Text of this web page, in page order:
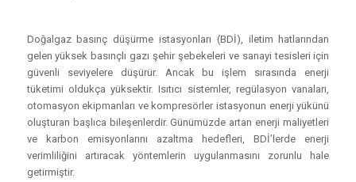
Doğalgaz basınç düşürme istasyonları (BDİ), iletim hatlarından
gelen yüksek basınçlı gazı şehir şebekeleri ve sanayi tesisleri için
güvenli seviyelere düşürür. Ancak bu işlem sırasında enerji
tüketimi oldukça yüksektir. Isıtıcı sistemler, regülasyon vanaları,
otomasyon ekipmanları ve kompresörler istasyonun enerji yükünü
oluşturan başlıca bileşenlerdir. Günümüzde artan enerji maliyetleri
ve karbon emisyonlarını azaltma hedefleri, BDİ’lerde enerji
verimliliğini artıracak yöntemlerin uygulanmasını zorunlu hale
getirmiştir.